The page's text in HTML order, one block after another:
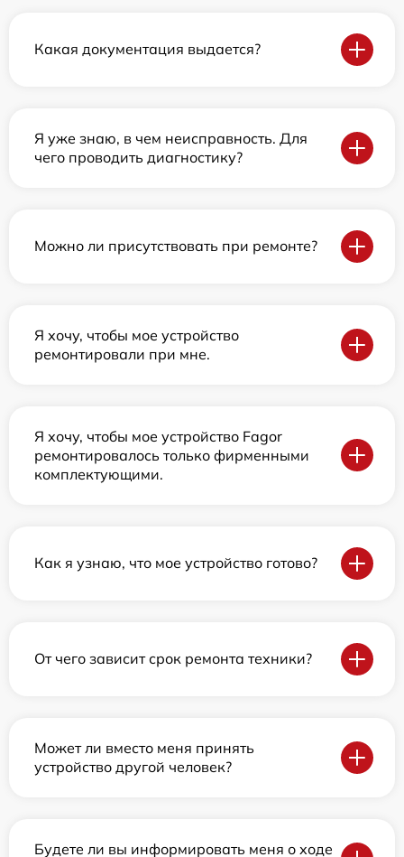
Какая документация выдается?
Я уже знаю, в чем неисправность. Для
чего проводить диагностику?
Можно ли присутствовать при ремонте?
Я хочу, чтобы мое устройство
ремонтировали при мне.
Я хочу, чтобы мое устройство Fagor
ремонтировалось только фирменными
комплектующими.
Как я узнаю, что мое устройство готово?
От чего зависит срок ремонта техники?
Может ли вместо меня принять
устройство другой человек?
Будете ли вы информировать меня о ходе